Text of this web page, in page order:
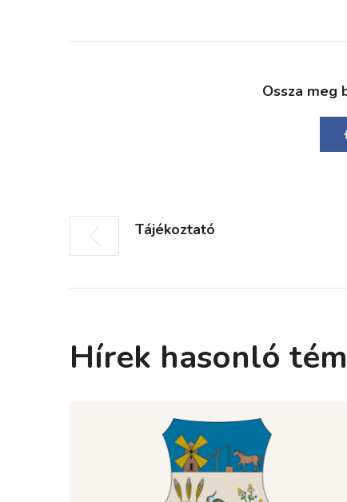
Ossza meg
Tájékoztató
Hírek hasonló